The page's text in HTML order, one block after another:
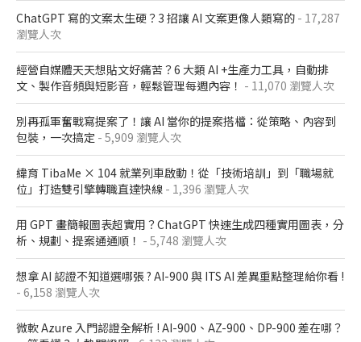
ChatGPT 寫的文案太生硬？3 招讓 AI 文案更像人類寫的 - 17,287
瀏覽人次
經營自媒體天天想貼文好痛苦？6 大類 AI +生產力工具，自動排
文、製作音頻與短影音，輕鬆管理每週內容！ - 11,070 瀏覽人次
別再孤軍奮戰寫提案了！讓 AI 當你的提案搭檔：從策略、內容到
包裝，一次搞定 - 5,909 瀏覽人次
緯育 TibaMe × 104 就業列車啟動！從「技術培訓」到「職場就
位」打造雙引擎轉職直達快線 - 1,396 瀏覽人次
用 GPT 畫簡報圖表超實用？ChatGPT 快速生成四種實用圖表，分
析、規劃、提案通通順！ - 5,748 瀏覽人次
想拿 AI 認證不知道選哪張 ? AI-900 與 ITS AI 差異重點整理給你看 !
- 6,158 瀏覽人次
微軟 Azure 入門認證全解析​ ! AI-900、AZ-900、DP-900 差在哪？​